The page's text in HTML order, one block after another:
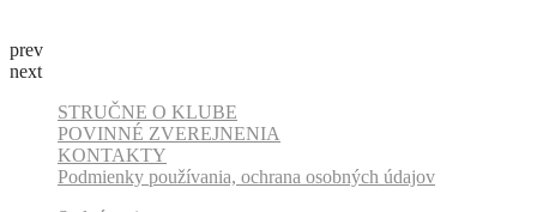
prev
next
STRUČNE O KLUBE
POVINNÉ ZVEREJNENIA
KONTAKTY
Podmienky používania, ochrana osobných údajov